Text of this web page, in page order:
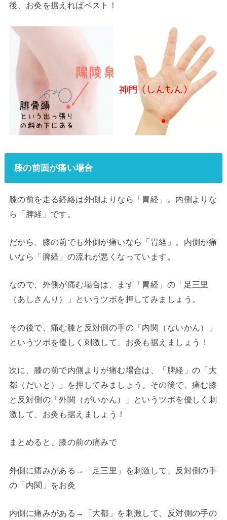
後、お灸を据えればベスト！
膝の前面が痛い場合
膝の前を走る経絡は外側よりなら「胃経」。内側よりな
ら「脾経」です。
だから、膝の前でも外側が痛いなら「胃経」。内側が痛
いなら「脾経」の流れが悪くなっています。
なので、外側が痛む場合は、まず「胃経」の「足三里
（あしさんり）」というツボを押してみましょう。
その後で、痛む膝と反対側の手の「内関（ないかん）」
というツボを優しく刺激して、お灸も据えましょう！
次に、膝の前で内側よりが痛む場合は、「脾経」の「大
都（だいと）」を押してみましょう。その後で、痛む膝
と反対側の「外関（がいかん）」というツボを優しく刺
激して、お灸も据えましょう！
まとめると、膝の前の痛みで
外側に痛みがある→「足三里」を刺激して、反対側の手
の「内関」をお灸
内側に痛みがある→「大都」を刺激して、反対側の手の